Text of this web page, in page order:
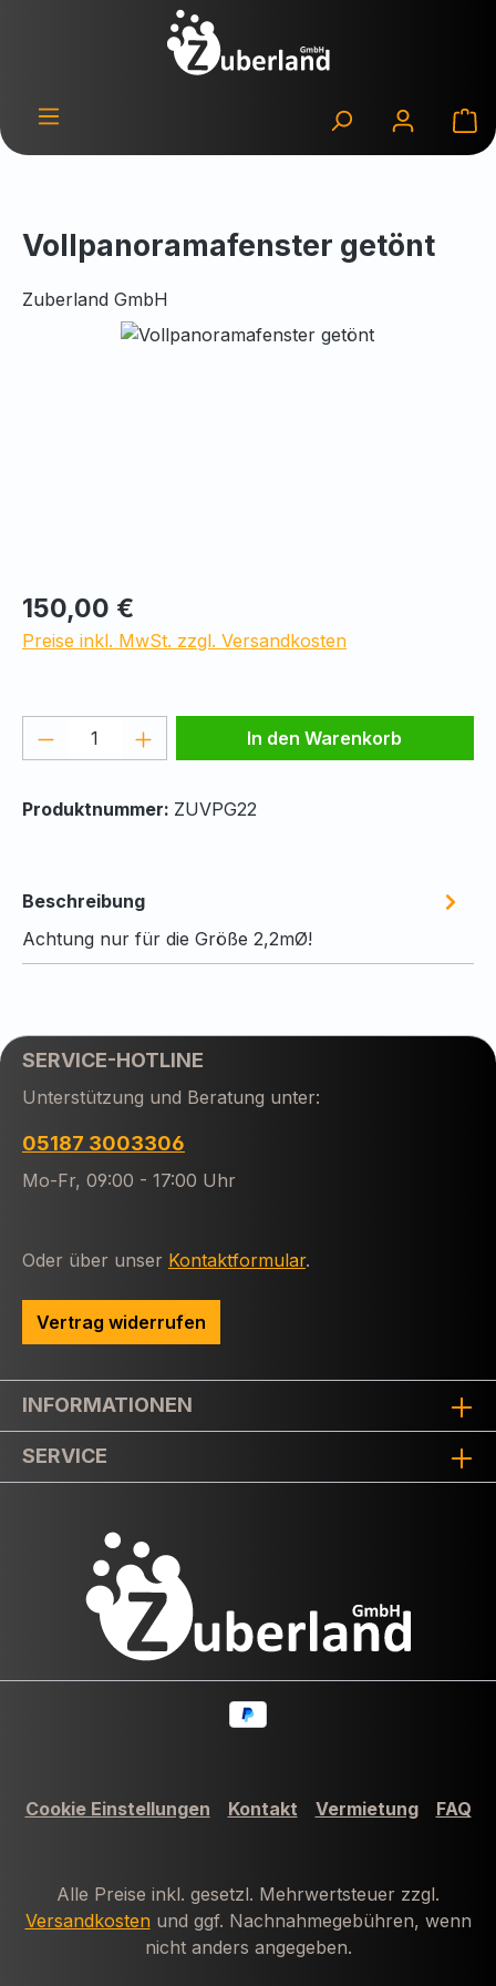
Zum Hauptinhalt springen
Vollpanoramafenster getönt
Zuberland GmbH
Bildergalerie überspringen
Regulärer Preis:
150,00 €
Preise inkl. MwSt. zzgl. Versandkosten
Produkt Anzahl: Gib denIn den Warenkorb
Produktnummer: ZUVPG22
Beschreibung
Achtung nur für die Größe 2,2mØ!
SERVICE-HOTLINE
Unterstützung und Beratung unter:
05187 3003306
Mo-Fr, 09:00 - 17:00 Uhr
Oder über unser Kontaktformular.
Vertrag widerrufen
INFORMATIONEN
SERVICE
Cookie Einstellungen Kontakt Vermietung FAQ
Alle Preise inkl. gesetzl. Mehrwertsteuer zzgl.
Versandkosten und ggf. Nachnahmegebühren, wenn
nicht anders angegeben.